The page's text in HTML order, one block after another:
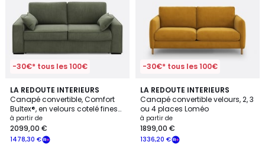
-30€* tous les 100€
LA REDOUTE INTERIEURS
Canapé convertible, Comfort
Bultex®, en velours cotelé fines
cotes, CECILIA
à partir de
1478,30 €
2099,00 €
5
/
5
5
Couleurs
-30€* tous les 100€
LA REDOUTE INTERIEURS
Canapé convertible velours, 2, 3
ou 4 places Loméo
à partir de
1336,20 €
1899,00 €
3
Couleurs